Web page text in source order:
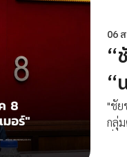
06
“
“
"ชัย
กลุ่